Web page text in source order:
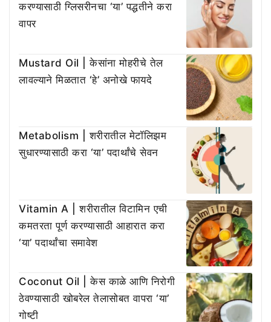
करण्यासाठी ग्लिसरीनचा ‘या’ पद्धतीने करा
वापर
Mustard Oil | केसांना मोहरीचे तेल
लावल्याने मिळतात ‘हे’ अनोखे फायदे
Metabolism | शरीरातील मेटॉलिझम
सुधारण्यासाठी करा ‘या’ पदार्थांचे सेवन
Vitamin A | शरीरातील विटामिन एची
कमतरता पूर्ण करण्यासाठी आहारात करा
‘या’ पदार्थांचा समावेश
Coconut Oil | केस काळे आणि निरोगी
ठेवण्यासाठी खोबरेल तेलासोबत वापरा ‘या’
गोष्टी